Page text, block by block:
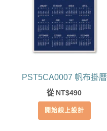
PST5CA0007 帆布掛曆
從 NT$490
開始線上設計